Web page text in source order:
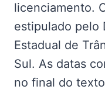
licenciamento.
estipulado pelo
Estadual de
Sul. As datas
no final do